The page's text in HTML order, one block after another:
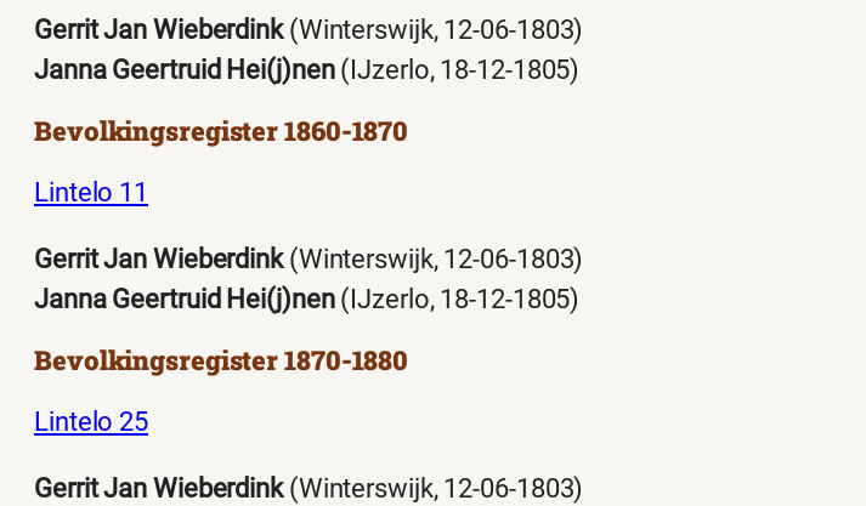
Gerrit Jan Wieberdink(Winterswijk, 12-06-1803)
Janna Geertruid Hei(j)nen(IJzerlo, 18-12-1805)
Bevolkingsregister 1860-1870
Lintelo 11
Gerrit Jan Wieberdink(Winterswijk, 12-06-1803)
Janna Geertruid Hei(j)nen(IJzerlo, 18-12-1805)
Bevolkingsregister 1870-1880
Lintelo 25
Gerrit Jan Wieberdink(Winterswijk, 12-06-1803)